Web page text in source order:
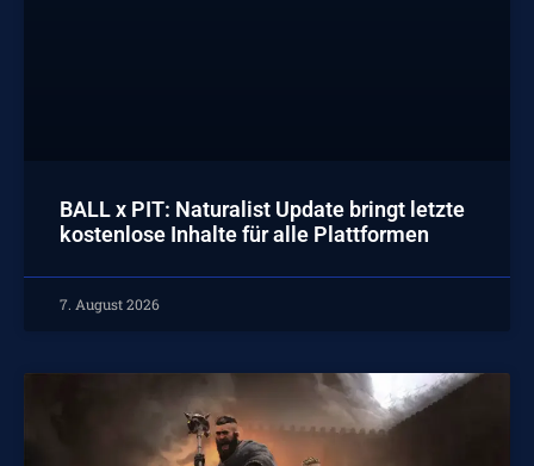
BALL x PIT: Naturalist Update bringt letzte
kostenlose Inhalte für alle Plattformen
7. August 2026